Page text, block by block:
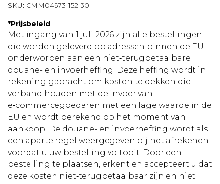
SKU: CMM04673-152-30
*Prijsbeleid
Met ingang van 1 juli 2026 zijn alle bestellingen
die worden geleverd op adressen binnen de EU
onderworpen aan een niet‑terugbetaalbare
douane- en invoerheffing. Deze heffing wordt in
rekening gebracht om kosten te dekken die
verband houden met de invoer van
e‑commercegoederen met een lage waarde in de
EU en wordt berekend op het moment van
aankoop. De douane- en invoerheffing wordt als
een aparte regel weergegeven bij het afrekenen
voordat u uw bestelling voltooit. Door een
bestelling te plaatsen, erkent en accepteert u dat
deze kosten niet‑terugbetaalbaar zijn en niet